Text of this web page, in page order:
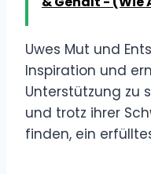
Uwes Mut und
Inspiration und
Unterstützung zu
und trotz ihrer
finden, ein